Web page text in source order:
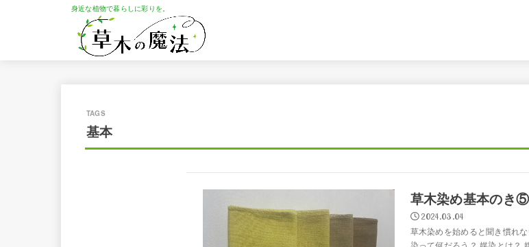
身近な植物で暮らしに彩りを。
基本
草木染め基本のき⑤
2024.03.04
草木染めを始めると聞き慣れ